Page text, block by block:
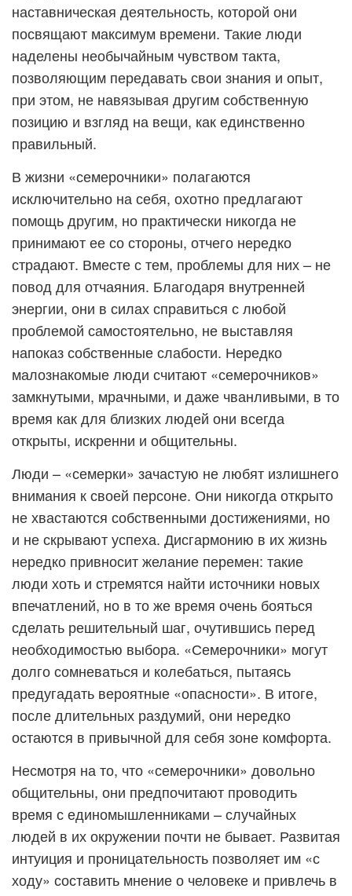
наставническая деятельность, которой они
посвящают максимум времени. Такие люди
наделены необычайным чувством такта,
позволяющим передавать свои знания и опыт,
при этом, не навязывая другим собственную
позицию и взгляд на вещи, как единственно
правильный.
В жизни «семерочники» полагаются
исключительно на себя, охотно предлагают
помощь другим, но практически никогда не
принимают ее со стороны, отчего нередко
страдают. Вместе с тем, проблемы для них – не
повод для отчаяния. Благодаря внутренней
энергии, они в силах справиться с любой
проблемой самостоятельно, не выставляя
напоказ собственные слабости. Нередко
малознакомые люди считают «семерочников»
замкнутыми, мрачными, и даже чванливыми, в то
время как для близких людей они всегда
открыты, искренни и общительны.
Люди – «семерки» зачастую не любят излишнего
внимания к своей персоне. Они никогда открыто
не хвастаются собственными достижениями, но
и не скрывают успеха. Дисгармонию в их жизнь
нередко привносит желание перемен: такие
люди хоть и стремятся найти источники новых
впечатлений, но в то же время очень бояться
сделать решительный шаг, очутившись перед
необходимостью выбора. «Семерочники» могут
долго сомневаться и колебаться, пытаясь
предугадать вероятные «опасности». В итоге,
после длительных раздумий, они нередко
остаются в привычной для себя зоне комфорта.
Несмотря на то, что «семерочники» довольно
общительны, они предпочитают проводить
время с единомышленниками – случайных
людей в их окружении почти не бывает. Развитая
интуиция и проницательность позволяет им «с
ходу» составить мнение о человеке и привлечь в